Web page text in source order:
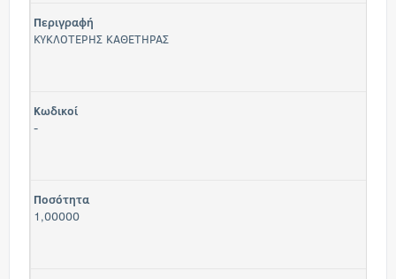
Περιγραφή
ΚΥΚΛΟΤΕΡΗΣ ΚΑΘΕΤΗΡΑΣ
Κωδικοί
-
Ποσότητα
1,00000